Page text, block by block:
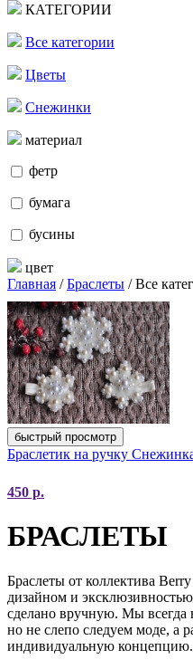
КАТЕГОРИИ
Все категории
Цветы
Снежинки
материал
фетр
бумага
бусины
цвет
Главная /Браслеты / Все
быстрый просмотр
Браслетик на ручку
450 р.
БРАСЛЕТЫ
Браслеты от коллектива
дизайном и
сделано вручную. Мы всегда
но не слепо следуем моде, а
индивидуальную концепцию.